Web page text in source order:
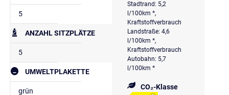
5
ANZAHL SITZPLÄTZE
5
UMWELTPLAKETTE
grün
Stadtrand: 5,2
l/100km *,
Kraftstoffverbrauch
Landstraße: 4,6
l/100km *,
Kraftstoffverbrauch
Autobahn: 5,7
l/100km *
CO₂-Klasse